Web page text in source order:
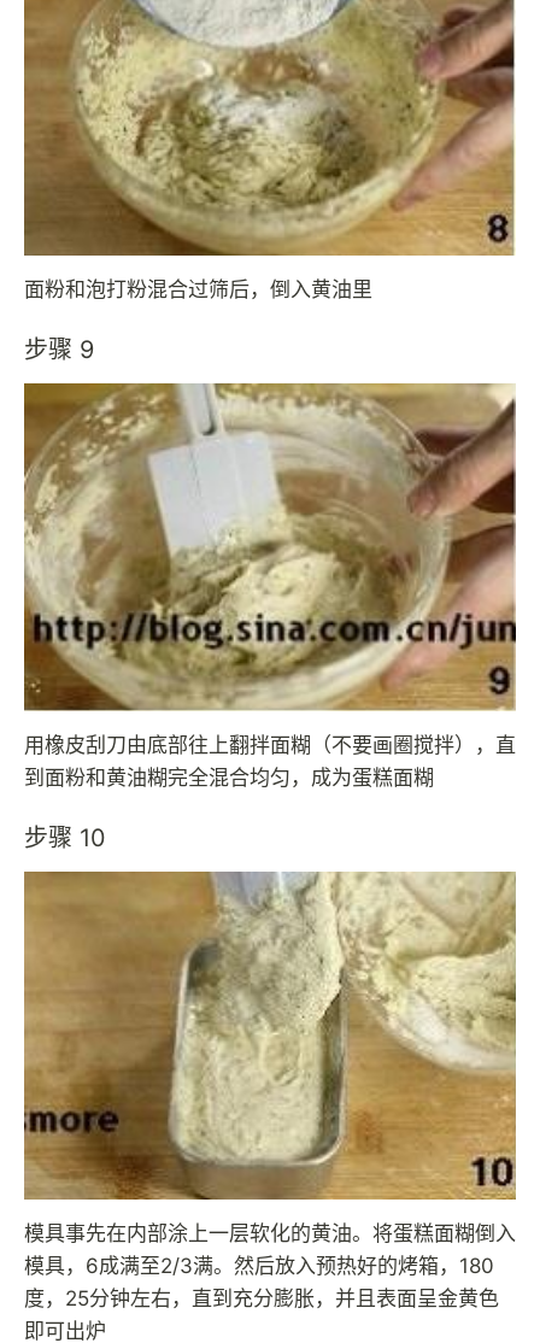
面粉和泡打粉混合过筛后，倒入黄油里
步骤 9
用橡皮刮刀由底部往上翻拌面糊（不要画圈搅拌），直
到面粉和黄油糊完全混合均匀，成为蛋糕面糊
步骤 10
模具事先在内部涂上一层软化的黄油。将蛋糕面糊倒入
模具，6成满至2/3满。然后放入预热好的烤箱，180
度，25分钟左右，直到充分膨胀，并且表面呈金黄色
即可出炉